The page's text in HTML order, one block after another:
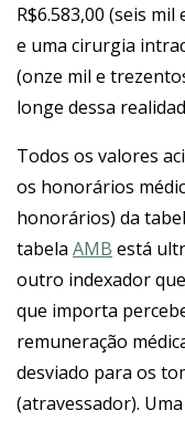
R$6.583,00 (seis
e uma cirurgia
(onze mil e
longe dessa
Todos os valores
os honorários
honorários) da
tabela AMB está
outro indexador
que importa
remuneração
desviado para os
(atravessador).